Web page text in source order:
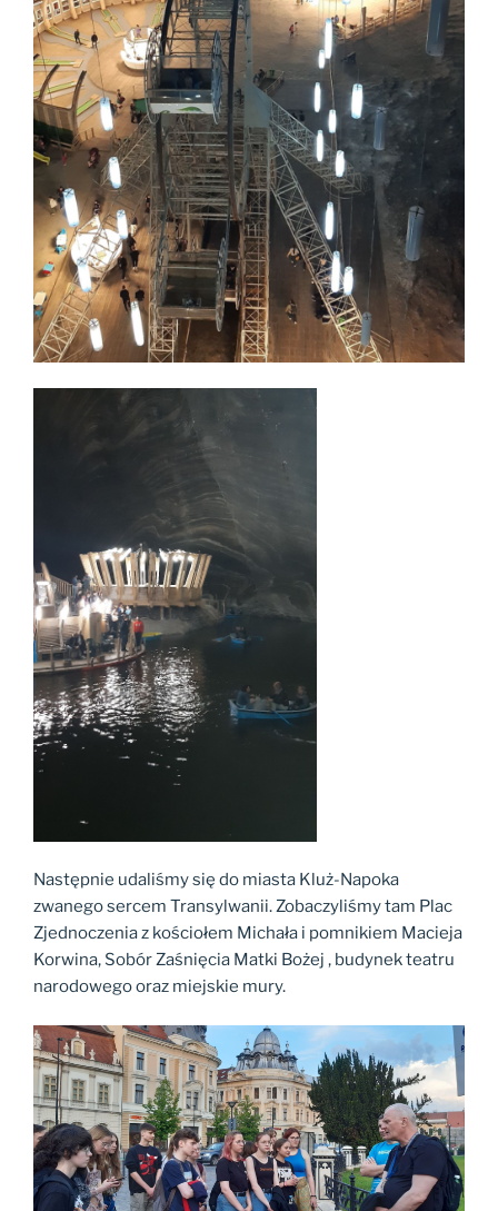
Następnie udaliśmy się do miasta Kluż-Napoka
zwanego sercem Transylwanii. Zobaczyliśmy tam Plac
Zjednoczenia z kościołem Michała i pomnikiem Macieja
Korwina, Sobór Zaśnięcia Matki Bożej , budynek teatru
narodowego oraz miejskie mury.